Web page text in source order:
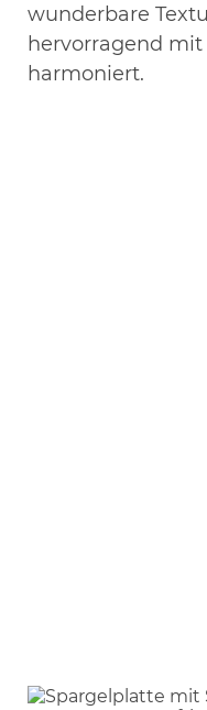
wunderbare
hervorragend
harmoniert.